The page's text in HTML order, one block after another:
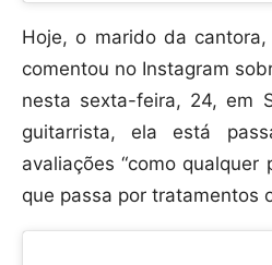
Hoje, o marido da
comentou no Instagram
nesta sexta-feira, 24, em
guitarrista, ela está
avaliações “como qualquer
que passa por tratamentos